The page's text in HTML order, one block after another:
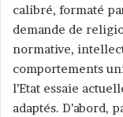
calibré, formaté
demande de
normative,
comportements
l’Etat essaie
adaptés. D’abord,